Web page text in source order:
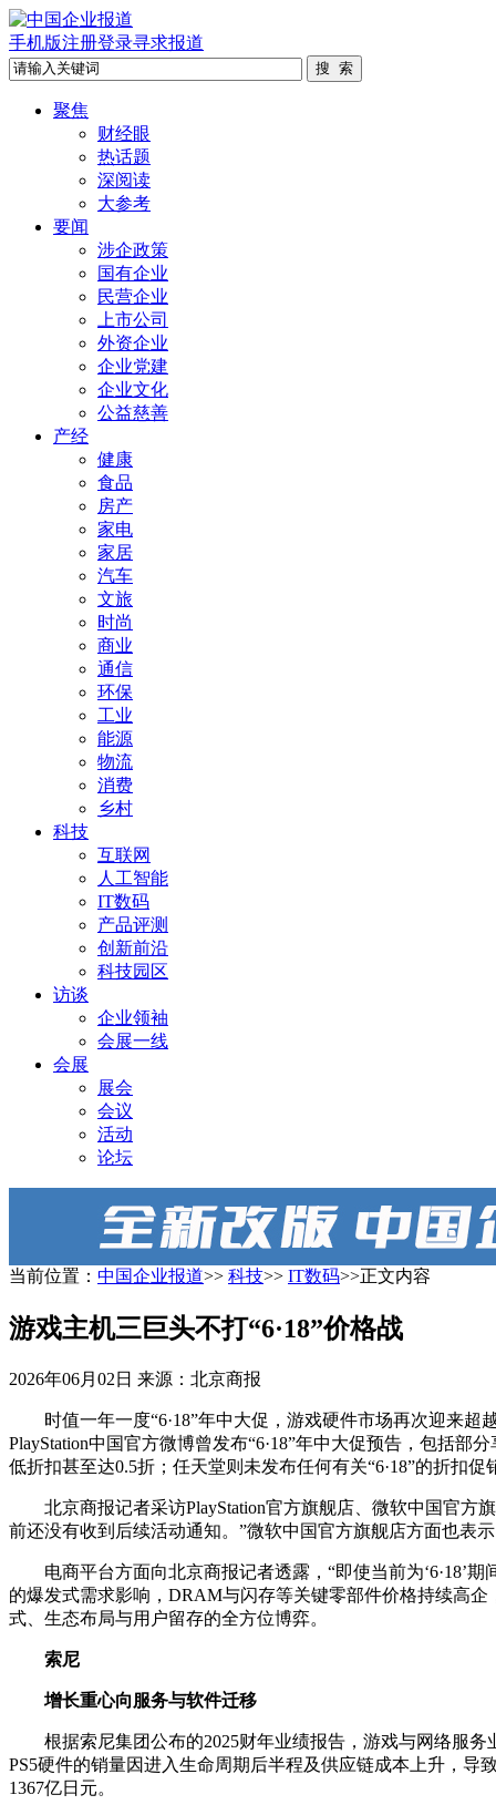
手机版注册登录寻求报道
聚焦
财经眼
热话题
深阅读
大参考
要闻
涉企政策
国有企业
民营企业
上市公司
外资企业
企业党建
企业文化
公益慈善
产经
健康
食品
房产
家电
家居
汽车
文旅
时尚
商业
通信
环保
工业
能源
物流
消费
乡村
科技
互联网
人工智能
IT数码
产品评测
创新前沿
科技园区
访谈
企业领袖
会展一线
会展
展会
会议
活动
论坛
当前位置： 中国企业报道>> 科技>> IT数码>>正文内容
游戏主机三巨头不打“6·18”价格战
2026年06月02日 来源：北京商报
时值一年一度“6·18”年中大促，游戏硬件市场再次迎来
PlayStation中国官方微博曾发布“6·18”年中大促预告，包括
低折扣甚至达0.5折；任天堂则未发布任何有关“6·18”的折扣促
北京商报记者采访PlayStation官方旗舰店、微软中国官方
前还没有收到后续活动通知。”微软中国官方旗舰店方面也表
电商平台方面向北京商报记者透露，“即使当前为‘6·18’
的爆发式需求影响，DRAM与闪存等关键零部件价格持续高
式、生态布局与用户留存的全方位博弈。
索尼
增长重心向服务与软件迁移
根据索尼集团公布的2025财年业绩报告，游戏与网络服
PS5硬件的销量因进入生命周期后半程及供应链成本上升，导
1367亿日元。